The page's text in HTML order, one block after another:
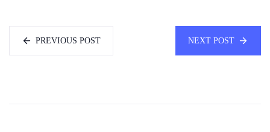
PREVIOUS POST NEXT POST